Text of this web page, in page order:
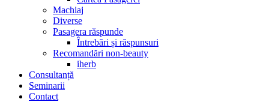
Machiaj
Diverse
Pasagera răspunde
Întrebări și răspunsuri
Recomandări non-beauty
iherb
Consultanță
Seminarii
Contact